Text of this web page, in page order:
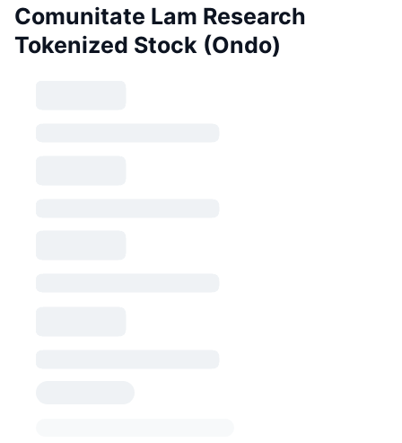
Comunitate Lam Research
Tokenized Stock (Ondo)